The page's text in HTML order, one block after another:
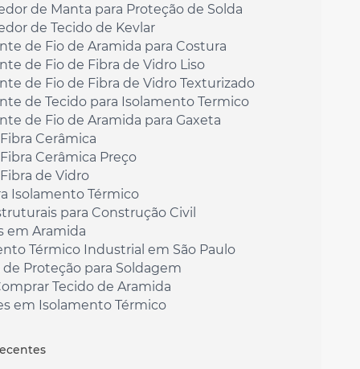
de Manta para Proteção de Solda
de Tecido de Kevlar
de Fio de Aramida para Costura
de Fio de Fibra de Vidro Liso
de Fio de Fibra de Vidro Texturizado
de Tecido para Isolamento Termico
de Fio de Aramida para Gaxeta
Cerâmica
Cerâmica Preço
de Vidro
Isolamento Térmico
para Construção Civil
em Aramida
Térmico Industrial em São Paulo
de Proteção para Soldagem
Tecido de Aramida
em Isolamento Térmico
Fibra de Vidro em São Paulo
de Fibra de Vidro Onde Comprar